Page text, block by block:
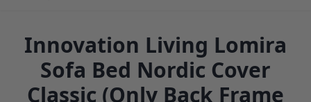
Innovation Living Lomira
Sofa Bed Nordic Cover
Classic (Only Back Frame